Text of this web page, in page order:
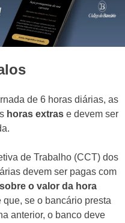
de 6 horas diárias, as
horas extras e devem ser
de Trabalho (CCT) dos
devem ser pagas com
o valor da hora
se o bancário presta
anterior, o banco deve